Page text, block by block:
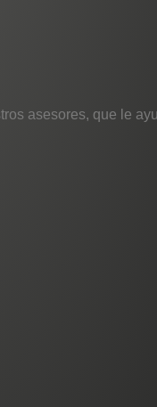
asesores, que le